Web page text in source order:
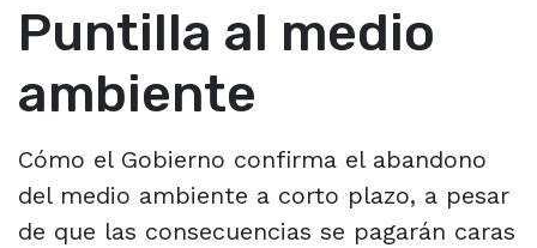
Puntilla al medio
ambiente
Cómo el Gobierno confirma el abandono
del medio ambiente a corto plazo, a pesar
de que las consecuencias se pagarán caras